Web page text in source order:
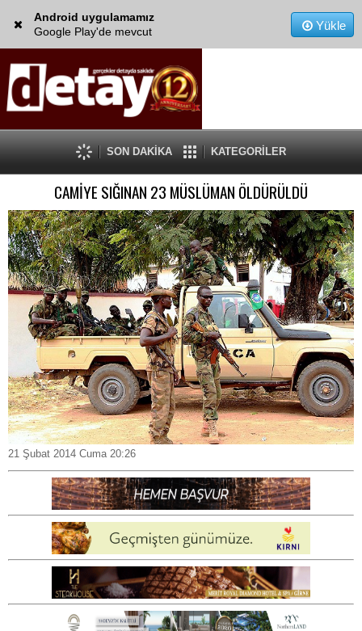
Android uygulamamız
Google Play'de mevcut
Yükle
SON DAKİKA KATEGORİLER
CAMİYE SIĞINAN 23 MÜSLÜMAN ÖLDÜRÜLDÜ
21 Şubat 2014 Cuma 20:26